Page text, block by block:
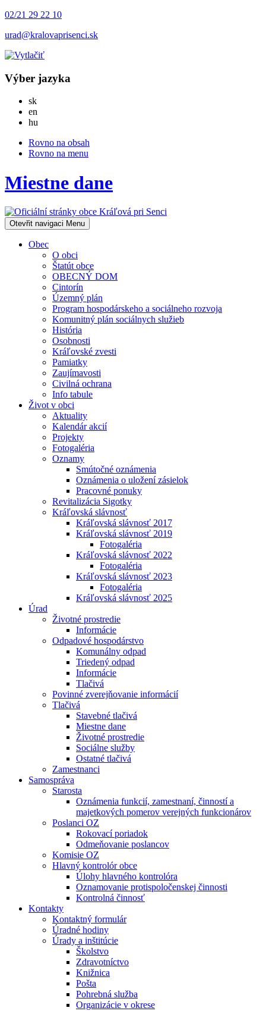
02/21 29 22 10
urad@kralovaprisenci.sk
Výber jazyka
skSlovensky
en
hu
Rovno na obsah
Rovno na menu
Miestne dane
Otevřit navigaci Menu
Obec
O obci
Štatút obce
OBECNÝ DOM
Cintorín
Územný plán
Program hospodárskeho a sociálneho rozvoja
Komunitný plán sociálnych služieb
História
Osobnosti
Kráľovské zvesti
Pamiatky
Zaujímavosti
Civilná ochrana
Info tabule
Život v obci
Aktuality
Kalendár akcií
Projekty
Fotogaléria
Oznamy
Smútočné oznámenia
Oznámenia o uložení zásielok
Pracovné ponuky
Revitalizácia Sigotky
Kráľovská slávnosť
Kráľovská slávnosť 2017
Kráľovská slávnosť 2019
Fotogaléria
Kráľovská slávnosť 2022
Fotogaléria
Kráľovská slávnosť 2023
Fotogaléria
Kráľovská slávnosť 2025
Úrad
Životné prostredie
Informácie
Odpadové hospodárstvo
Komunálny odpad
Triedený odpad
Informácie
Tlačivá
Povinné zverejňovanie informácií
Tlačivá
Stavebné tlačivá
Miestne dane
Životné prostredie
Sociálne služby
Ostatné tlačivá
Zamestnanci
Samospráva
Starosta
Oznámenia funkcií, zamestnaní, činností a
majetkových pomerov verejných funkcionárov
Poslanci OZ
Rokovací poriadok
Odmeňovanie poslancov
Komisie OZ
Hlavný kontrolór obce
Úlohy hlavného kontrolóra
Oznamovanie protispoločenskej činnosti
Kontrolná činnosť
Kontakty
Kontaktný formulár
Úradné hodiny
Úrady a inštitúcie
Školstvo
Zdravotníctvo
Knižnica
Pošta
Pohrebná služba
Organizácie v okrese